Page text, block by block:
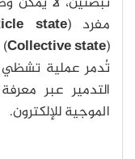
مفرد (state
(
Collective state
تُدمر عملية تشظي
التدمير عبر
الموجية للإلكترون.